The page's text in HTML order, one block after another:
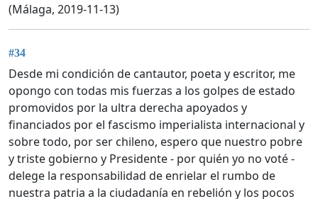
(Málaga, 2019-11-13)
#34
Desde mi condición de cantautor, poeta y escritor, me
opongo con todas mis fuerzas a los golpes de estado
promovidos por la ultra derecha apoyados y
financiados por el fascismo imperialista internacional y
sobre todo, por ser chileno, espero que nuestro pobre
y triste gobierno y Presidente - por quién yo no voté -
delege la responsabilidad de enrielar el rumbo de
nuestra patria a la ciudadanía en rebelión y los pocos